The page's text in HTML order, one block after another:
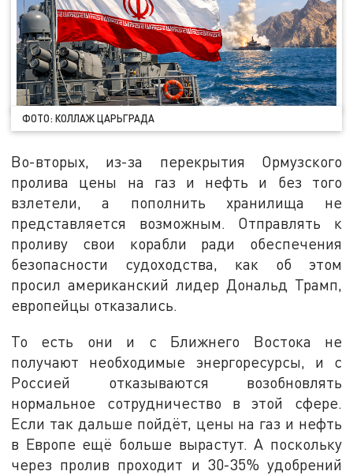
ФОТО: КОЛЛАЖ ЦАРЬГРАДА
Во-вторых, из-за перекрытия Ормузского
пролива цены на газ и нефть и без того
взлетели, а пополнить хранилища не
представляется возможным. Отправлять к
проливу свои корабли ради обеспечения
безопасности судоходства, как об этом
просил американский лидер Дональд Трамп,
европейцы отказались.
То есть они и с Ближнего Востока не
получают необходимые энергоресурсы, и с
Россией отказываются возобновлять
нормальное сотрудничество в этой сфере.
Если так дальше пойдёт, цены на газ и нефть
в Европе ещё больше вырастут. А поскольку
через пролив проходит и 30-35% удобрений